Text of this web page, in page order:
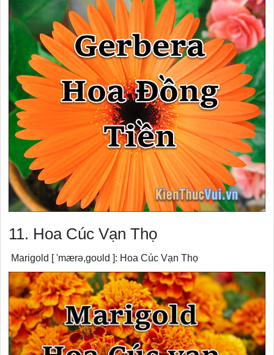
11. Hoa Cúc Vạn Thọ
Marigold [ 'mærə,ɡoʊld ]: Hoa Cúc Vạn Thọ